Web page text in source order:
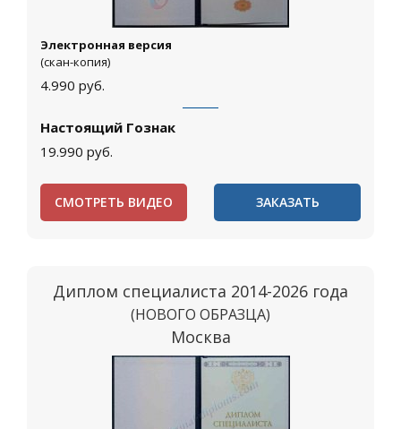
Электронная версия
(скан-копия)
4.990 руб.
Настоящий Гознак
19.990 руб.
СМОТРЕТЬ ВИДЕО ЗАКАЗАТЬ
Диплом специалиста 2014-2026 года
(НОВОГО ОБРАЗЦА)
Москва